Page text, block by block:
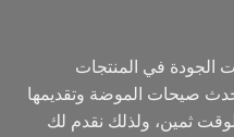
الجودة في المنتجات
صيحات الموضة وتقديمها
ثمين، ولذلك نقدم لك